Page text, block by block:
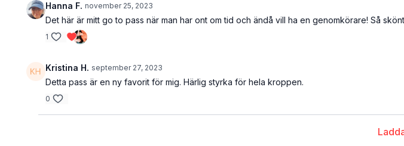
Hanna F. november 25, 2023
Det här är mitt go to pass när man har ont om tid och ändå vill ha en genomkörare! Så
1
Kristina H. september 27, 2023
Detta pass är en ny favorit för mig. Härlig styrka för hela kroppen.
0